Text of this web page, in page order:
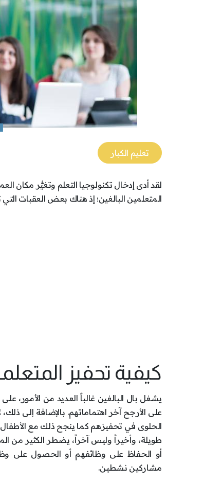
تعليم الكبار
لقد أدى إدخال تكنولوجيا التعلم وتغيُّر مكان
المتعلمين البالغين؛ إذ هناك بعض العقبات
كيفية تحفيز
يشغل بال البالغين غالباً العديد من الأمور،
على الأرجح آخر اهتماماتهم. بالإضافة إلى
الحلوى في تحفيزهم كما ينجح ذلك مع الأطفال،
طويلة، وأخيراً وليس آخراً، يضطر الكثير من
أو الحفاظ على وظائفهم أو الحصول على
مشاركين نشطين.